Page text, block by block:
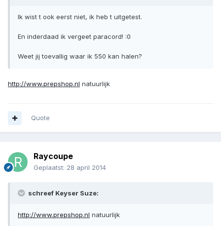
Ik wist t ook eerst niet, ik heb t uitgetest.
En inderdaad ik vergeet paracord! :0
Weet jij toevallig waar ik 550 kan halen?
http://www.prepshop.nl natuurlijk
Quote
Raycoupe
Geplaatst: 28 april 2014
schreef Keyser Suze:
http://www.prepshop.nl natuurlijk